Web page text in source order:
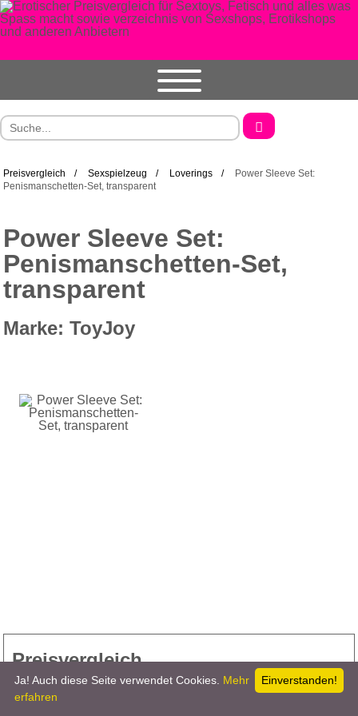
Preisvergleich Sexspielzeug Loverings
Power Sleeve Set:
Penismanschetten-Set, transparent
Power Sleeve Set:
Penismanschetten-Set,
transparent
Marke: ToyJoy
Preisvergleich
Einverstanden!
Ja! Auch diese Seite verwendet Cookies. Mehr
erfahren